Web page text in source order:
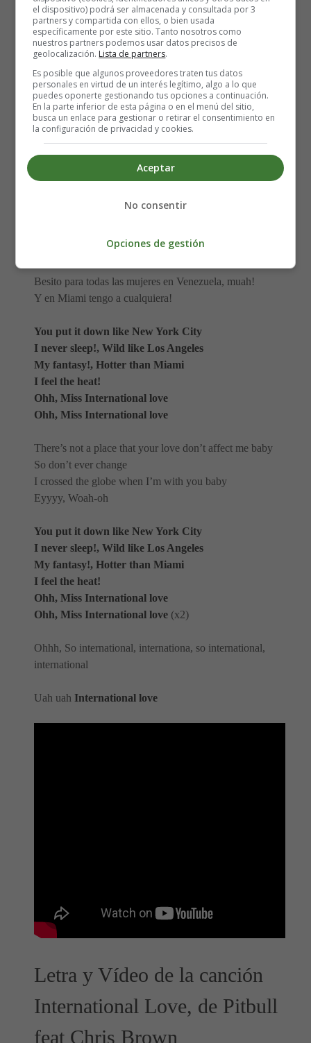
I never sleep!, Wild like Los Angeles
My fantasy!, Hotter than Miami
I feel the heat!
Ohh, Miss International love
In India and looking for visas,
Ain’t talking credit cards if you know what I mean!
The woman gets down, if you know what I mean!
In Colombia got everything on,
En L.A. tengo la Mexicana, en New York tengo la
Besito para todas las mujeres en Venezuela, muah!
Y en Miami tengo a cualquiera!
You put it down like New York City
I never sleep!, Wild like Los Angeles
My fantasy!, Hotter than Miami
I feel the heat!
Ohh, Miss International love
Ohh, Miss International love
There’s not a place that your love don’t affect me baby
So don’t ever change
I crossed the globe when I’m with you baby
Eyyyy, Woah-oh
You put it down like New York City
I never sleep!, Wild like Los Angeles
My fantasy!, Hotter than Miami
I feel the heat!
Ohh, Miss International love
Ohh, Miss International love (x2)
Ohhh, So international, internationa, so international,
international
Uah uah International love
Letra y Vídeo de la canción
International Love, de Pitbull
feat Chris Brown
el dispositivo) podrá ser almacenada y consultada por 3
partners y compartida con ellos, o bien usada
específicamente por este sitio. Tanto nosotros como
nuestros partners podemos usar datos precisos de
geolocalización. Lista de partners.
Es posible que algunos proveedores traten tus datos
personales en virtud de un interés legítimo, algo a lo que
puedes oponerte gestionando tus opciones a continuación.
En la parte inferior de esta página o en el menú del sitio,
busca un enlace para gestionar o retirar el consentimiento en
la configuración de privacidad y cookies.
Aceptar
No consentir
Opciones de gestión